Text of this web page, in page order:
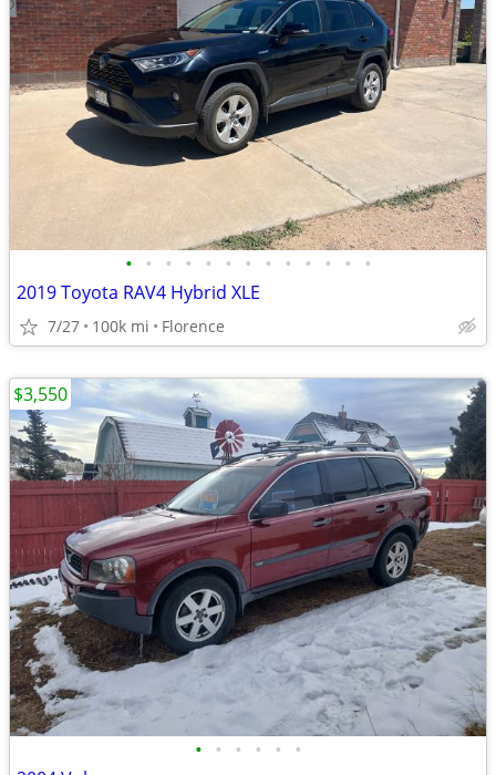
• • • • • • • • • • • • •
2019 Toyota RAV4 Hybrid XLE
7/27 100k mi Florence
• • • • • •
$3,550